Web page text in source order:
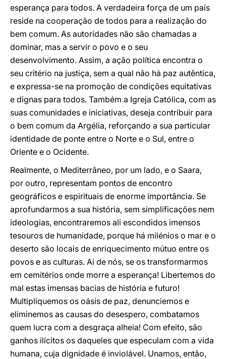
esperança para todos. A verdadeira força de um país
reside na cooperação de todos para a realização do
bem comum. As autoridades não são chamadas a
dominar, mas a servir o povo e o seu
desenvolvimento. Assim, a ação política encontra o
seu critério na justiça, sem a qual não há paz autêntica,
e expressa-se na promoção de condições equitativas
e dignas para todos. Também a Igreja Católica, com as
suas comunidades e iniciativas, deseja contribuir para
o bem comum da Argélia, reforçando a sua particular
identidade de ponte entre o Norte e o Sul, entre o
Oriente e o Ocidente.
Realmente, o Mediterrâneo, por um lado, e o Saara,
por outro, representam pontos de encontro
geográficos e espirituais de enorme importância. Se
aprofundarmos a sua história, sem simplificações nem
ideologias, encontraremos ali escondidos imensos
tesouros de humanidade, porque há milénios o mar e o
deserto são locais de enriquecimento mútuo entre os
povos e as culturas. Ai de nós, se os transformarmos
em cemitérios onde morre a esperança! Libertemos do
mal estas imensas bacias de história e futuro!
Multipliquemos os oásis de paz, denunciemos e
eliminemos as causas do desespero, combatamos
quem lucra com a desgraça alheia! Com efeito, são
ganhos ilícitos os daqueles que especulam com a vida
humana, cuja dignidade é inviolável. Unamos, então,